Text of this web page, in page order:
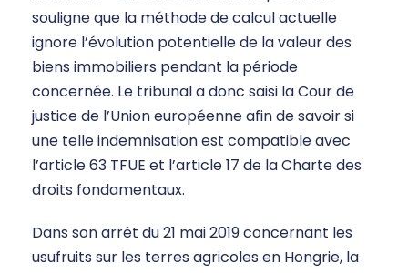
souligne que la méthode de calcul actuelle
ignore l’évolution potentielle de la valeur des
biens immobiliers pendant la période
concernée. Le tribunal a donc saisi la Cour de
justice de l’Union européenne afin de savoir si
une telle indemnisation est compatible avec
l’article 63 TFUE et l’article 17 de la Charte des
droits fondamentaux.
Dans son arrêt du 21 mai 2019 concernant les
usufruits sur les terres agricoles en Hongrie, la